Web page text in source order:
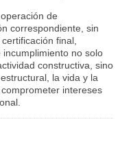
de
correspondiente, sin
final,
incumplimiento no solo
constructiva, sino
la vida y la
intereses